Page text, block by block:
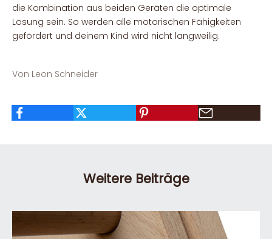
die Kombination aus beiden Geräten die optimale
Lösung sein. So werden alle motorischen Fähigkeiten
gefördert und deinem Kind wird nicht langweilig.
Von Leon Schneider
Weitere Beiträge